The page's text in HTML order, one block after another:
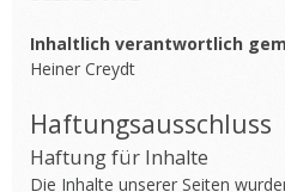
Inhaltlich verantwortlich
Heiner Creydt
Haftungsausschluss
Haftung für Inhalte
Die Inhalte unserer Seiten